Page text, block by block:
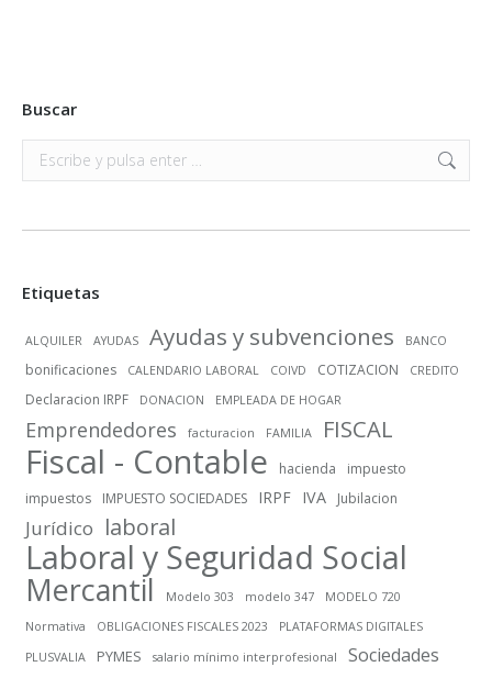
Buscar
Buscar:
Etiquetas
ALQUILER AYUDAS Ayudas y subvenciones BANCO
bonificaciones CALENDARIO LABORAL COIVD COTIZACION CREDITO
Declaracion IRPF DONACION EMPLEADA DE HOGAR
Emprendedores facturacion FAMILIA FISCAL
Fiscal - Contable hacienda
impuesto
impuestos
IMPUESTO SOCIEDADES IRPF IVA Jubilacion
Jurídico laboral
Laboral y Seguridad Social
Mercantil Modelo 303 modelo 347
MODELO 720
Normativa
OBLIGACIONES FISCALES 2023
PLATAFORMAS DIGITALES
PLUSVALIA
PYMES salario mínimo interprofesional Sociedades